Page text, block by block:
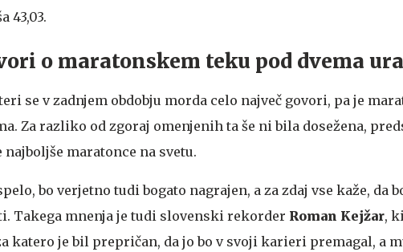
43,03.
o maratonskem teku pod dvema
se v zadnjem obdobju morda celo največ govori, pa je
Za razliko od zgoraj omenjenih ta še ni bila dosežena,
maratonce na svetu.
bo verjetno tudi bogato nagrajen, a za zdaj vse kaže, da
Takega mnenja je tudi slovenski rekorder Roman Kejžar,
katero je bil prepričan, da jo bo v svoji karieri premagal, a